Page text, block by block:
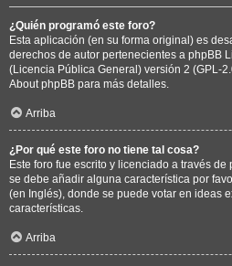
¿Quién programó este foro?
Esta aplicación (en su forma original) es
derechos de autor pertenecientes a phpBB
(Licencia Pública General) versión 2 (GPL-
About phpBB para más detalles.
Arriba
¿Por qué este foro no tiene tal cosa?
Este foro fue escrito y licenciado a través
se debe añadir alguna característica por
(en Inglés), donde se puede votar en ideas
características.
Arriba